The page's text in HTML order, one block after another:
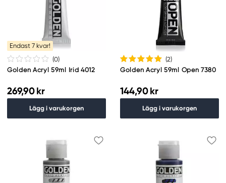
Endast 7 kvar!
(0)
Golden Acryl 59ml Irid 4012
269,90 kr
Lägg i varukorgen
(2)
Golden Acryl 59ml Open 7380
144,90 kr
Lägg i varukorgen